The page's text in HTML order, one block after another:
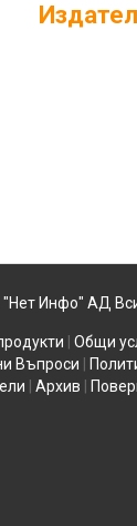
Инфо" АД
Общи
Въпроси
Архив